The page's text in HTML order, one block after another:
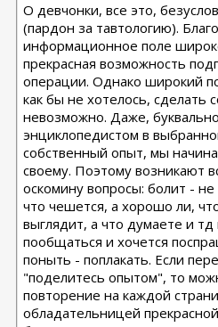
О девчонки, все это,
(пардон за тавтологию).
информационное поле
прекрасная возможность
операции. Однако широкий
как бы не хотелось, сделать
невозможно. Даже,
энциклопедистом в
собственный опыт, мы
своему. Поэтому возникают
оскомину вопросы: болит -
что чешется, а хорошо ли,
выглядит, а что думаете и тд
пообщаться и хочется
поныть - поплакать. Если
"поделитесь опытом", то
повторение на каждой
обладательницей